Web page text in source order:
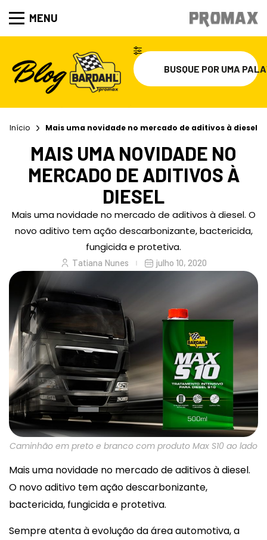
MENU
Início Mais uma novidade no mercado de aditivos à diesel
MAIS UMA NOVIDADE NO
MERCADO DE ADITIVOS À
DIESEL
Mais uma novidade no mercado de aditivos à diesel. O
novo aditivo tem ação descarbonizante, bactericida,
fungicida e protetiva.
Tatiana Nunes julho 10, 2020
Caminhão em preto e branco com produto Max S10 ao lado
Mais uma novidade no mercado de aditivos à diesel.
O novo aditivo tem ação descarbonizante,
bactericida, fungicida e protetiva.
Sempre atenta à evolução da área automotiva, a